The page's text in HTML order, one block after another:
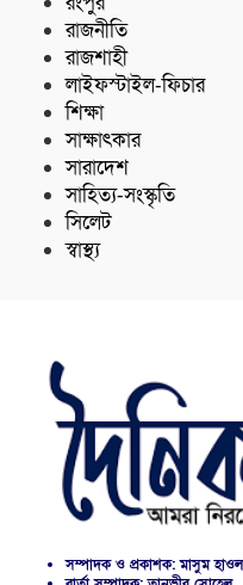
রাজনীতি
রাজশাহী
লাইফস্টাইল-ফিচার
শিক্ষা
সাক্ষাৎকার
সারাদেশ
সাহিত্য-সংস্কৃতি
সিলেট
স্বাস্থ্য
সম্পাদক ও প্রকাশক: মাসুম